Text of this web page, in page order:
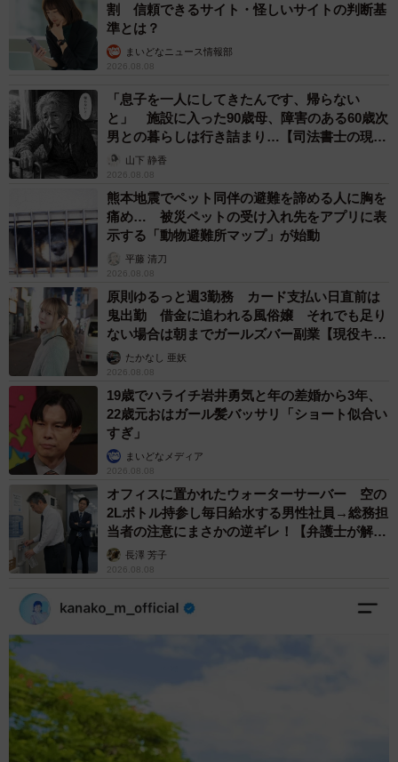
あったああああああああぁぁぁああああああああぁぁぁあ
あああああああぁぁぁああああああああぁぁぁあああああ
ぁぁああああああああぁぁぁああああああああぁぁぁああ
ああああああぁぁぁああああああああぁぁぁああああああ
あ！！！！！！
https://t.co/3t1jgXmanM
pic.twitter.com/kcWACIE1rL
— よまわりさん (@Shinyomawari128)June 8, 2024
■よまわりさんのX（旧Twitter）はこちら
→ https://x.com/Shinyomawari128
割 信頼できるサイト・怪しいサイトの判断基
準とは？
まいどなニュース情報部
2026.08.08
「息子を一人にしてきたんです、帰らない
と」 施設に入った90歳母、障害のある60歳次
男との暮らしは行き詰まり…【司法書士の現場
から】山下 静香
2026.08.08
熊本地震でペット同伴の避難を諦める人に胸を
痛め… 被災ペットの受け入れ先をアプリに表
示する「動物避難所マップ」が始動
平藤 清刀
2026.08.08
原則ゆるっと週3勤務 カード支払い日直前は
鬼出勤 借金に追われる風俗嬢 それでも足り
ない場合は朝までガールズバー副業【現役キャ
ストに取材】
たかなし 亜妖
2026.08.08
19歳でハライチ岩井勇気と年の差婚から3年、
22歳元おはガール髪バッサリ「ショート似合い
すぎ」
まいどなメディア
2026.08.08
オフィスに置かれたウォーターサーバー 空の
2Lボトル持参し毎日給水する男性社員→総務担
当者の注意にまさかの逆ギレ！【弁護士が解
説】長澤 芳子
2026.08.08